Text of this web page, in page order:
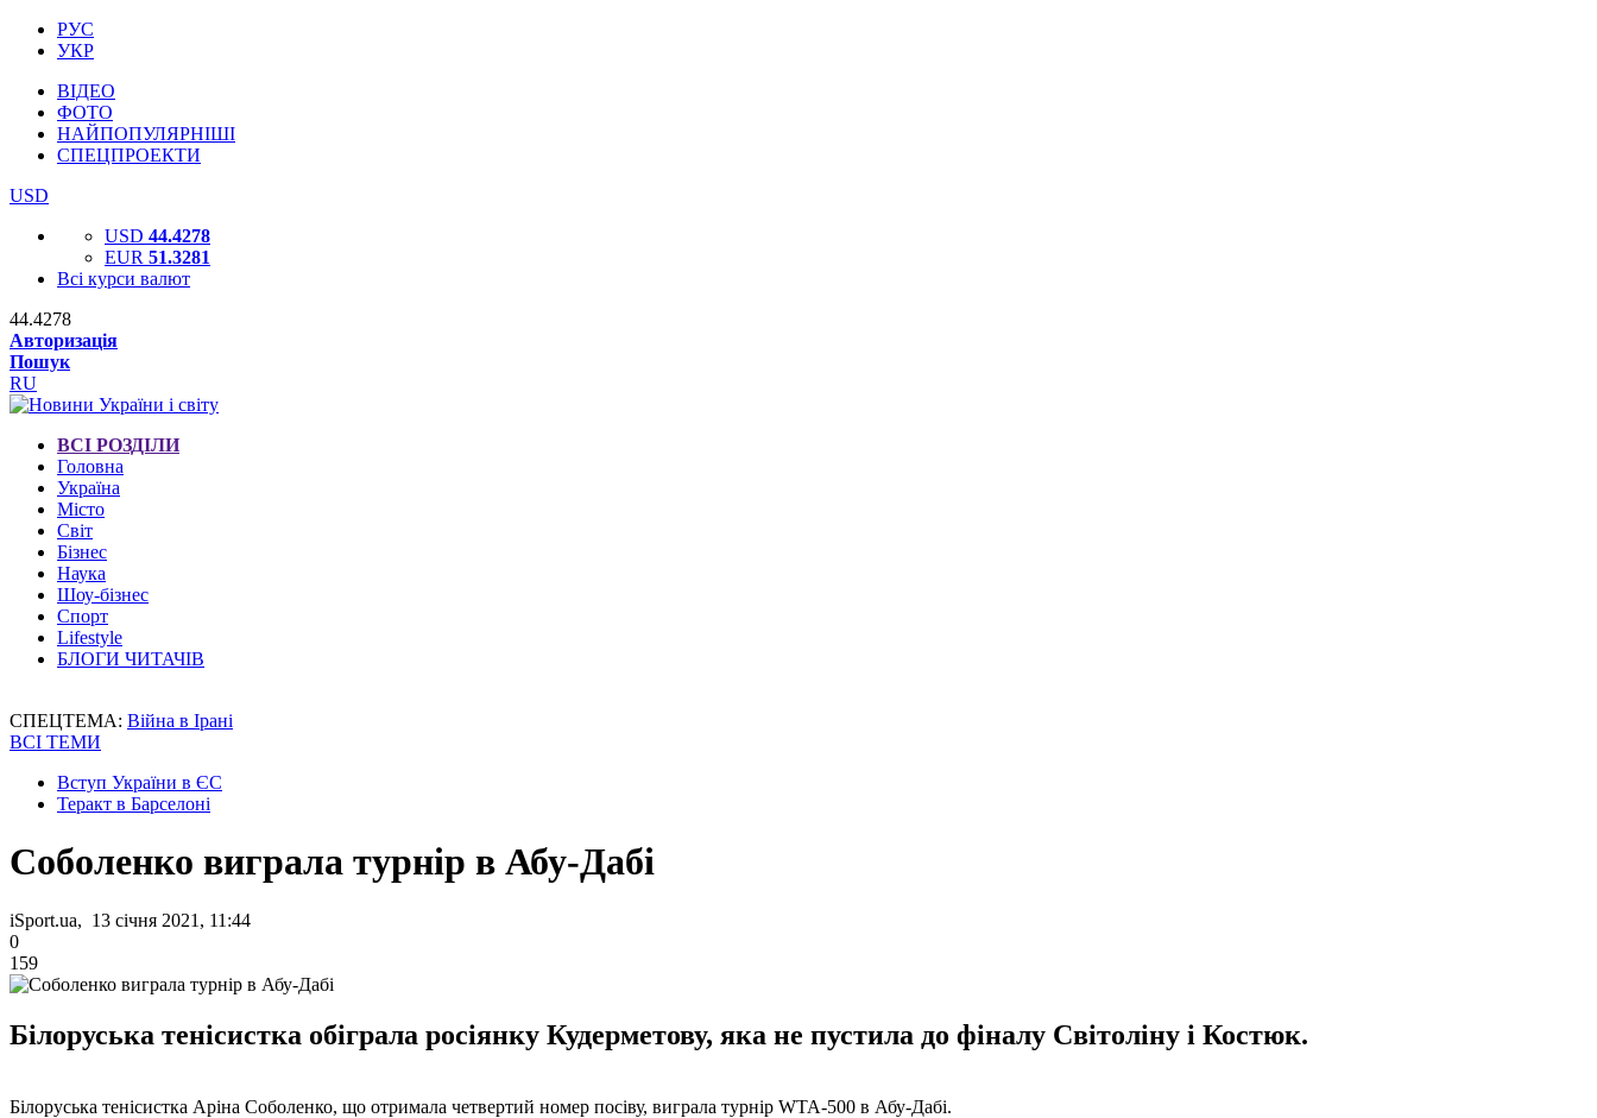
РУС
УКР
ВІДЕО
ФОТО
НАЙПОПУЛЯРНІШІ
СПЕЦПРОЕКТИ
USD
USD 44.4278
EUR 51.3281
Всі курси валют
44.4278
Авторизація
Пошук
RU
ВСІ РОЗДІЛИ
Головна
Україна
Місто
Світ
Бізнес
Наука
Шоу-бізнес
Спорт
Lifestyle
БЛОГИ ЧИТАЧІВ
СПЕЦТЕМА: Війна в Ірані
ВСІ ТЕМИ
Вступ України в ЄС
Теракт в Барселоні
Соболенко виграла турнір в Абу-Дабі
iSport.ua, 13 січня 2021, 11:44
0
159
Білоруська тенісистка обіграла росіянку Кудерметову, яка не пустила до фіналу Світоліну і Костюк.
Білоруська тенісистка Аріна Соболенко, що отримала четвертий номер посіву, виграла турнір WTA-500 в Абу-Дабі.